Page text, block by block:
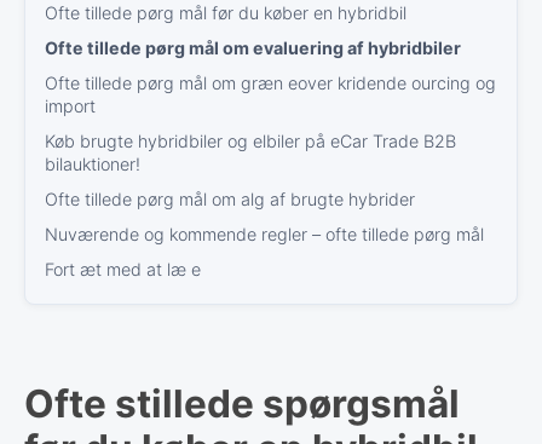
Ofte tillede pørg mål før du køber en hybridbil
Ofte tillede pørg mål om evaluering af hybridbiler
Ofte tillede pørg mål om græn eover kridende ourcing og
import
Køb brugte hybridbiler og elbiler på eCar Trade B2B
bilauktioner!
Ofte tillede pørg mål om alg af brugte hybrider
Nuværende og kommende regler – ofte tillede pørg mål
Fort æt med at læ e
Ofte stillede spørgsmål